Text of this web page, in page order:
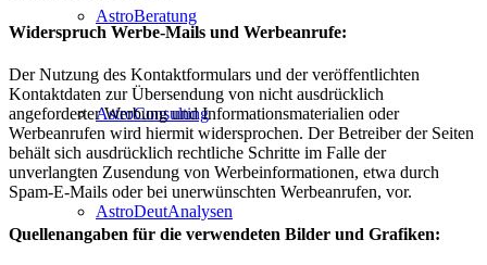
AstroBeratung
AstroConsulting
AstroDeutAnalysen
Widerspruch Werbe-Mails und Werbeanrufe:
Der Nutzung des Kontaktformulars und der veröffentlichten
Kontaktdaten zur Übersendung von nicht ausdrücklich
angeforderter Werbung und Informationsmaterialien oder
Werbeanrufen wird hiermit widersprochen. Der Betreiber der Seiten
behält sich ausdrücklich rechtliche Schritte im Falle der
unverlangten Zusendung von Werbeinformationen, etwa durch
Spam-E-Mails oder bei unerwünschten Werbeanrufen, vor.
Quellenangaben für die verwendeten Bilder und Grafiken: